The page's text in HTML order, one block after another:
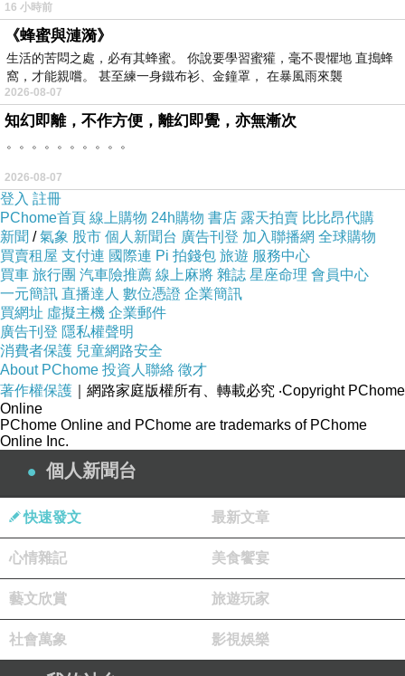
的盆栽扶正的動作喔。
香功堂粉絲團專頁，請來按讚加入吧！
https://www.facebook.com/woomovies
上一篇：《超時空武士》：消逝之前，再奮力一搏吧
下一篇：《劇場版「鬼滅之刃」無限城篇 第一章：猗窩座再襲》：關鍵時刻的抉擇，決定了我們的為人
16 小時前
《蜂蜜與漣漪》
生活的苦悶之處，必有其蜂蜜。 你說要學習蜜獾，毫不畏懼地 直搗蜂
窩，才能親嚐。 甚至練一身鐵布衫、金鐘罩， 在暴風雨來襲
2026-08-07
知幻即離，不作方便，離幻即覺，亦無漸次
。。。。。。。。。。
2026-08-07
登入 註冊
PChome首頁 線上購物 24h購物 書店 露天拍賣 比比昂代購
新聞 /氣象 股市 個人新聞台 廣告刊登 加入聯播網 全球購物
買賣租屋 支付連 國際連 Pi 拍錢包 旅遊 服務中心
買車 旅行團 汽車險推薦 線上麻將 雜誌 星座命理 會員中心
一元簡訊 直播達人 數位憑證 企業簡訊
買網址 虛擬主機 企業郵件
廣告刊登 隱私權聲明
消費者保護 兒童網路安全
About PChome 投資人聯絡 徵才
著作權保護 ｜網路家庭版權所有、轉載必究 ‧Copyright PChome
Online
PChome Online and PChome are trademarks of PChome
Online Inc.
個人新聞台
快速發文 最新文章
心情雜記 美食饗宴
藝文欣賞 旅遊玩家
社會萬象 影視娛樂